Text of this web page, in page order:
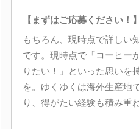
【まずはご応募ください！】
もちろん、現時点で詳しい
です。現時点で「コーヒー
りたい！」といった思いを
を。ゆくゆくは海外生産地
り、得がたい経験も積み重